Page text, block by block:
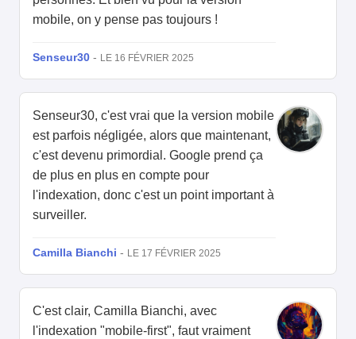
mobile, on y pense pas toujours !
Senseur30 - LE 16 FÉVRIER 2025
Senseur30, c'est vrai que la version mobile
est parfois négligée, alors que maintenant,
c'est devenu primordial. Google prend ça
de plus en plus en compte pour
l'indexation, donc c'est un point important à
surveiller.
Camilla Bianchi - LE 17 FÉVRIER 2025
C'est clair, Camilla Bianchi, avec
l'indexation "mobile-first", faut vraiment